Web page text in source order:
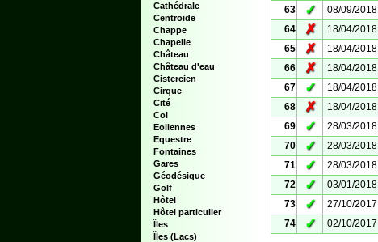
Cathédrale
Centroide
Chappe
Chapelle
Château
Château d'eau
Cistercien
Cirque
Cité
Col
Eoliennes
Equestre
Fontaines
Gares
Géodésique
Golf
Hôtel
Hôtel particulier
Îles
Îles (Lacs)
63
✓ 08/09/2018
64
✗ 18/04/2018
65
✗ 18/04/2018
66
✗ 18/04/2018
67
✓ 18/04/2018
68
✗ 18/04/2018
69
✓ 28/03/2018
70
✓ 28/03/2018
71
✓ 28/03/2018
72
✓ 03/01/2018
73
✓ 27/10/2017
74
✓ 02/10/2017